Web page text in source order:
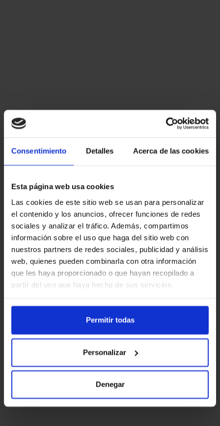
Consentimiento Detalles Acerca de las cookies
Esta página web usa cookies
Las cookies de este sitio web se usan para personalizar
el contenido y los anuncios, ofrecer funciones de redes
sociales y analizar el tráfico. Además, compartimos
información sobre el uso que haga del sitio web con
nuestros partners de redes sociales, publicidad y análisis
web, quienes pueden combinarla con otra información
que les haya proporcionado o que hayan recopilado a
partir del uso que haya hecho de sus servicios.
Permitir todas
Personalizar
Denegar